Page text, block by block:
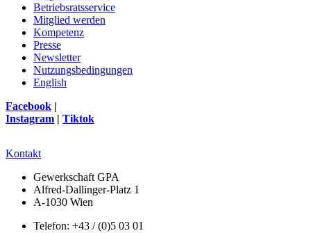
Betriebsratsservice
Mitglied werden
Kompetenz
Presse
Newsletter
Nutzungsbedingungen
English
Facebook |
Instagram | Tiktok
Kontakt
Gewerkschaft GPA
Alfred-Dallinger-Platz 1
A-1030 Wien
Telefon: +43 / (0)5 03 01